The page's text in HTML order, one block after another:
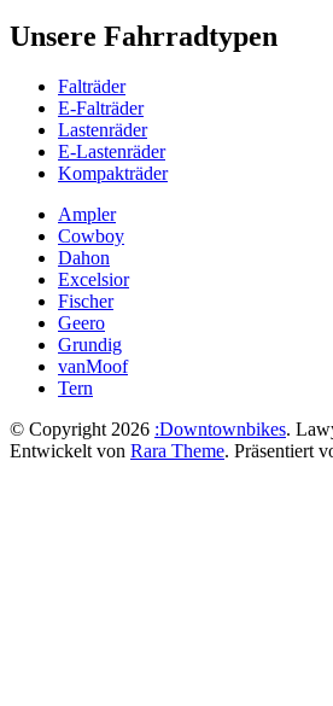
Unsere Fahrradtypen
Falträder
E-Falträder
Lastenräder
E-Lastenräder
Kompakträder
Ampler
Cowboy
Dahon
Excelsior
Fischer
Geero
Grundig
vanMoof
Tern
© Copyright 2026 :Downtownbikes.
Entwickelt von Rara Theme. Präsentiert